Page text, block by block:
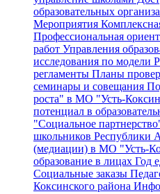
образовательных
Мероприятия
Профессиональная
работ Управления
исследования по модели
регламенты Планы
семинары и совещания
роста" в МО "Усть-
потенциал в
"Социальное
школьников Республики
(медиации) в МО "Усть-
образование в лицах Год
Социальные заказы
Коксинского района